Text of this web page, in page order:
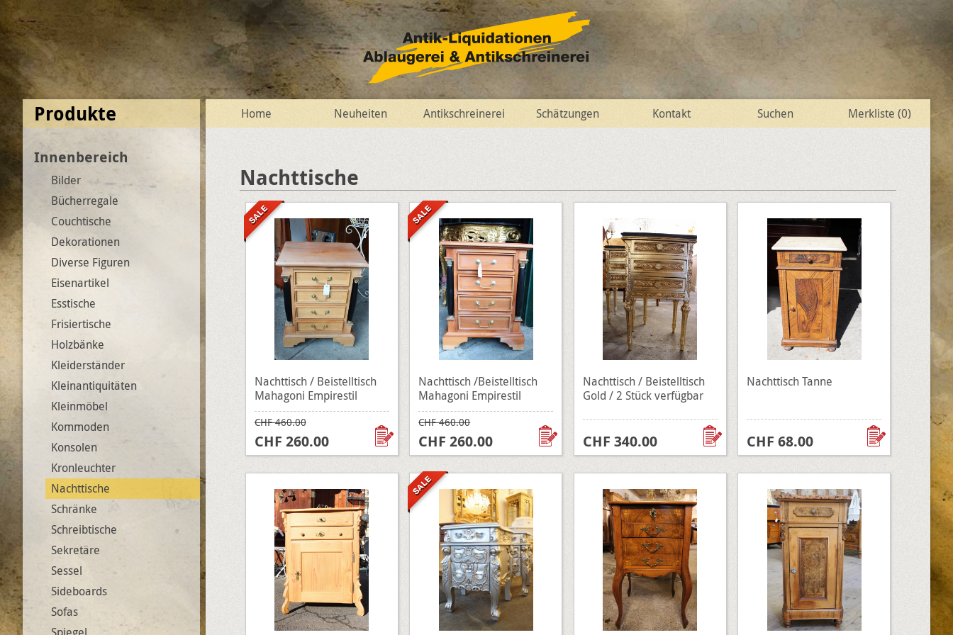
Home Neuheiten Antikschreinerei Schätzungen Kontakt Suchen Merkliste (0)
Nachttische
Nachttisch / Beistelltisch
Mahagoni Empirestil
CHF 460.00
CHF 260.00
Nachttisch /Beistelltisch
Mahagoni Empirestil
CHF 460.00
CHF 260.00
Nachttisch / Beistelltisch
Gold / 2 Stück verfügbar
CHF 340.00
Nachttisch Tanne
CHF 68.00
Produkte
Innenbereich
Bilder
Bücherregale
Couchtische
Dekorationen
Diverse Figuren
Eisenartikel
Esstische
Frisiertische
Kleiderständer
Kleinantiquitäten
Holzbänke
Kleinmöbel
Kommoden
Konsolen
Kronleuchter
Nachttische
Schränke
Schreibtische
Sekretäre
Sessel
Sideboards
Sofas